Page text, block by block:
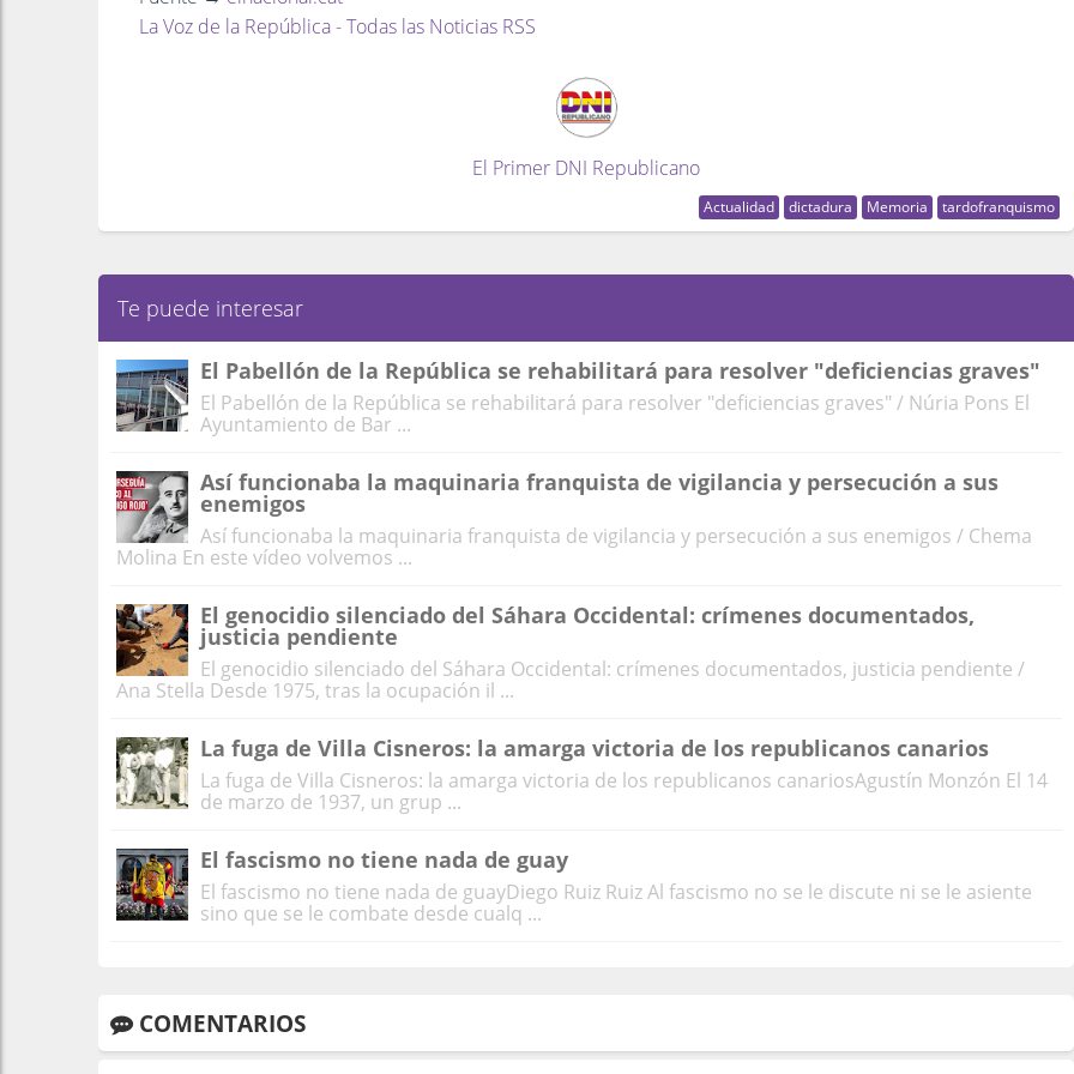
La Voz de la República - Todas las Noticias RSS
El Primer DNI Republicano
Actualidad dictadura Memoria tardofranquismo
Te puede interesar
El Pabellón de la República se rehabilitará para resolver "deficiencias graves"
El Pabellón de la República se rehabilitará para resolver "deficiencias graves" / Núria Pons El
Ayuntamiento de Bar ...
Así funcionaba la maquinaria franquista de vigilancia y persecución a sus
enemigos
Así funcionaba la maquinaria franquista de vigilancia y persecución a sus enemigos / Chema
Molina En este vídeo volvemos ...
El genocidio silenciado del Sáhara Occidental: crímenes documentados,
justicia pendiente
El genocidio silenciado del Sáhara Occidental: crímenes documentados, justicia pendiente /
Ana Stella Desde 1975, tras la ocupación il ...
La fuga de Villa Cisneros: la amarga victoria de los republicanos canarios
La fuga de Villa Cisneros: la amarga victoria de los republicanos canariosAgustín Monzón El 14
de marzo de 1937, un grup ...
El fascismo no tiene nada de guay
El fascismo no tiene nada de guayDiego Ruiz Ruiz Al fascismo no se le discute ni se le asiente
sino que se le combate desde cualq ...
COMENTARIOS